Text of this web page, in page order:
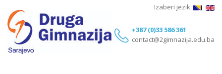
+387 (0)33 586 361
contact@2gimnazija.edu.ba
Izaberi jezik: